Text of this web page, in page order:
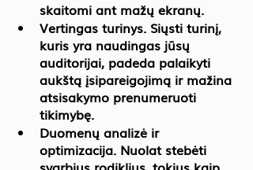
skaitomi ant mažų ekranų.
Vertingas turinys. Siųsti turinį,
kuris yra naudingas jūsų
auditorijai, padeda palaikyti
aukštą įsipareigojimą ir mažina
atsisakymo prenumeruoti
tikimybę.
Duomenų analizė ir
optimizacija. Nuolat stebėti